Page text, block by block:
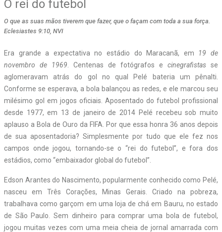
O rei do futebol
O que as suas mãos tiverem que fazer, que o façam com toda a sua força.
Eclesiastes 9:10, NVI
Era grande a expectativa no estádio do Maracanã, em 19 de
novembro de 1969 . Centenas de fotógrafos e cinegrafistas se
aglomeravam atrás do gol no qual Pelé bateria um pênalti.
Conforme se esperava, a bola balançou as redes, e ele marcou seu
milésimo gol em jogos oficiais. Aposentado do futebol profissional
desde 1977, em 13 de janeiro de 2014 Pelé recebeu sob muito
aplauso a Bola de Ouro da FIFA. Por que essa honra 36 anos depois
de sua aposentadoria? Simplesmente por tudo que ele fez nos
campos onde jogou, tornando-se o “rei do futebol”, e fora dos
estádios, como “embaixador global do futebol”.
Edson Arantes do Nascimento, popularmente conhecido como Pelé,
nasceu em Três Corações, Minas Gerais. Criado na pobreza,
trabalhava como garçom em uma loja de chá em Bauru, no estado
de São Paulo. Sem dinheiro para comprar uma bola de futebol,
jogou muitas vezes com uma meia cheia de jornal amarrada com